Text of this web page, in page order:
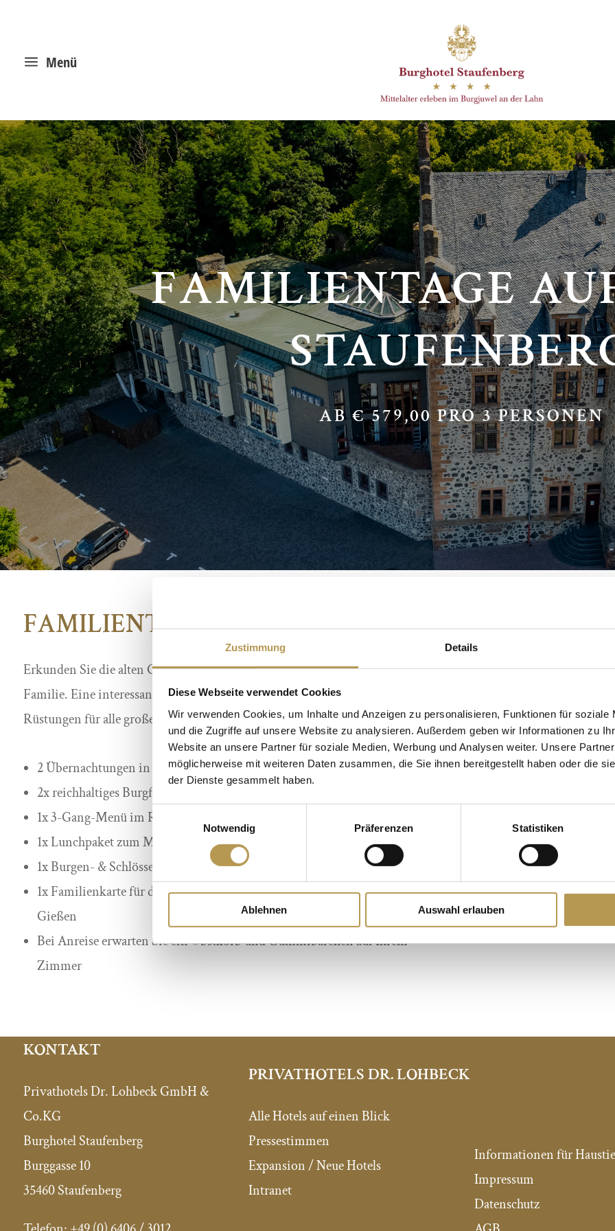
Zustimmung Details
Diese Webseite verwendet Cookies
Wir verwenden Cookies, um Inhalte und Anzeigen zu personalisieren, Funktionen für soziale
und die Zugriffe auf unsere Website zu analysieren. Außerdem geben wir Informationen zu
Website an unsere Partner für soziale Medien, Werbung und Analysen weiter. Unsere
möglicherweise mit weiteren Daten zusammen, die Sie ihnen bereitgestellt haben oder die
der Dienste gesammelt haben.
Einwilligungsauswahl
Notwendig
Präferenzen Statistiken
Ablehnen Auswahl erlauben
a Menü
FAMILIENTAGE
AB € 579,00 PRO 3 PERSONEN
FAMILIENTAGE AUF BURG STAUFENBERG
Erkunden Sie die alten Gemäuer der Burg Staufenberg mit der gesamten
Familie. Eine interessante und spannende Reise in die Zeit von Rittern und
Rüstungen für alle großen und kleinen Burgenfans kann beginnen.
2 Übernachtungen in einem Familienzimmer
2x reichhaltiges Burgfrühstück
1x 3-Gang-Menü im Restaurant „Ritterkeller“ am ersten Abend
1x Lunchpaket zum Mitnehmen an einem Tag nach Wahl
1x Burgen- & Schlössertour-Flyer
1x Familienkarte für das AquaMar in Marburg oder das Mathematikum in
Gießen
Bei Anreise erwarten Sie ein Obstkorb und Gummibärchen auf Ihrem
Zimmer
Übernachtungen:2
Buchungszeitraum:
JETZT BUCHEN 3
JETZT BUCHEN 4
KONTAKT
Privathotels Dr. Lohbeck GmbH &
Co.KG
Burghotel Staufenberg
Burggasse 10
35460 Staufenberg
PRIVATHOTELS DR. LOHBECK
Alle Hotels auf einen Blick
Pressestimmen
Expansion / Neue Hotels
Intranet
Informationen für
Impressum
Datenschutz